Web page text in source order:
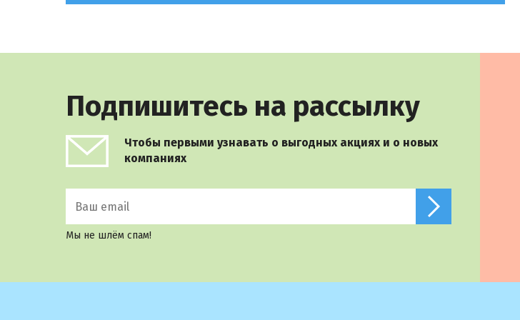
Подпишитесь на рассылку
Чтобы первыми узнавать о выгодных акциях и о новых
компаниях
Мы не шлём спам!